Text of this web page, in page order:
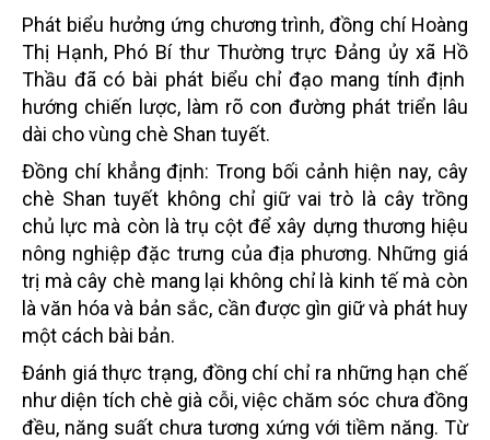
Phát biểu hưởng ứng chương trình, đồng chí Hoàng
Thị Hạnh,Phó Bí thư Thường trực Đảng ủy xã Hồ
Thầu đã có bài phát biểu chỉ đạo mang tính định
hướng chiến lược, làm rõ con đường phát triển lâu
dài cho vùng chè Shan tuyết.
Đồng chí khẳng định:Trong bối cảnh hiện nay, cây
chè Shan tuyết không chỉ giữ vai trò là cây trồng
chủ lực mà còn là trụ cột để xây dựng thương hiệu
nông nghiệp đặc trưng của địa phương. Những giá
trị mà cây chè mang lại không chỉ là kinh tế mà còn
là văn hóa và bản sắc, cần được gìn giữ và phát huy
một cách bài bản.
Đánh giá thực trạng, đồng chí chỉ ra những hạn chế
như diện tích chè già cỗi, việc chăm sóc chưa đồng
đều, năng suất chưa tương xứng với tiềm năng. Từ